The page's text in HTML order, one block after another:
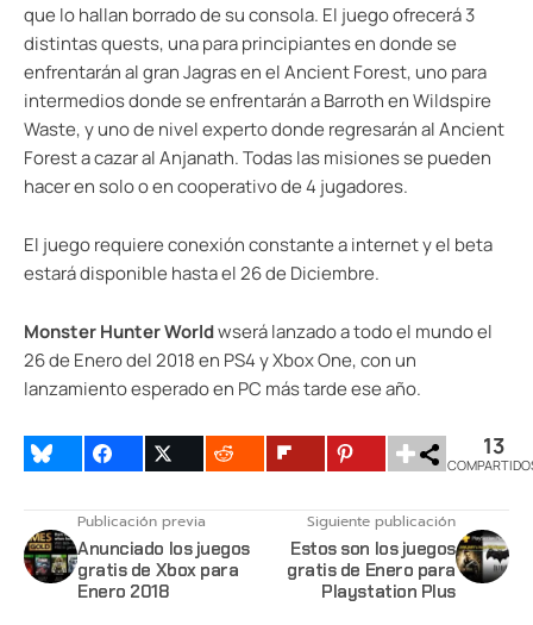
que lo hallan borrado de su consola. El juego ofrecerá 3
distintas quests, una para principiantes en donde se
enfrentarán al gran Jagras en el Ancient Forest, uno para
intermedios donde se enfrentarán a Barroth en Wildspire
Waste, y uno de nivel experto donde regresarán al Ancient
Forest a cazar al Anjanath. Todas las misiones se pueden
hacer en solo o en cooperativo de 4 jugadores.
El juego requiere conexión constante a internet y el beta
estará disponible hasta el 26 de Diciembre.
Monster Hunter Worldwserá lanzado a todo el mundo el
26 de Enero del 2018 en PS4 y Xbox One, con un
lanzamiento esperado en PC más tarde ese año.
13
Publicación previa
Anunciado los juegos
gratis de Xbox para
Enero 2018
Siguiente publicación
Estos son los juegos
gratis de Enero para
Playstation Plus